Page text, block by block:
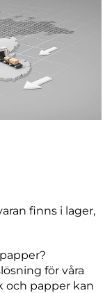
finns i lager,
för våra
och papper kan